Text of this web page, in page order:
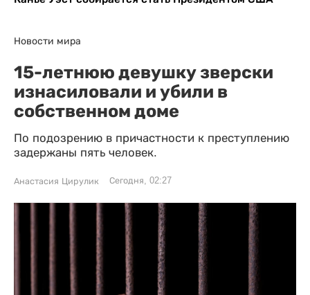
Новости мира
15-летнюю девушку зверски
изнасиловали и убили в
собственном доме
По подозрению в причастности к преступлению
задержаны пять человек.
Анастасия Цирулик Сегодня, 02:27